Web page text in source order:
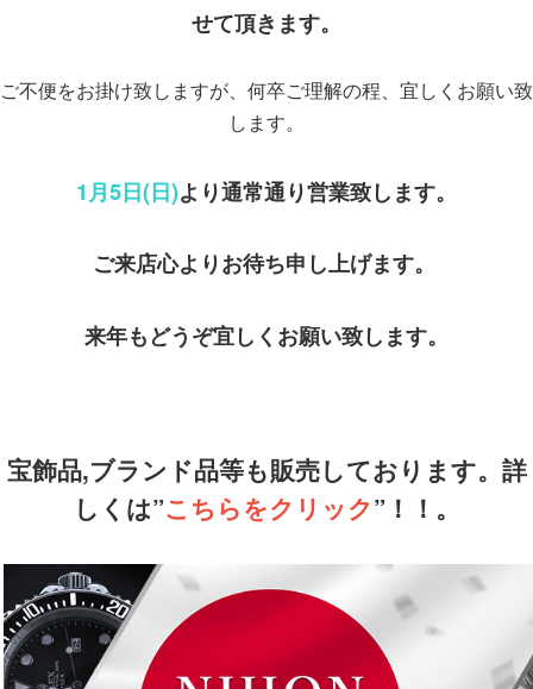
せて頂きます。
ご不便をお掛け致しますが、何卒ご理解の程、宜しくお願い致
します。
1月5日(日)より通常通り営業致します。
ご来店心よりお待ち申し上げます。
来年もどうぞ宜しくお願い致します。
宝飾品,ブランド品等も販売しております。詳
しくは”こちらをクリック”！！。